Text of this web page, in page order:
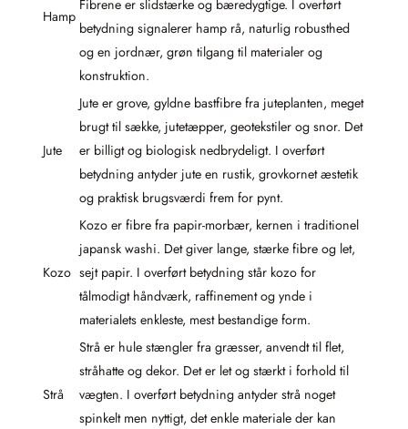
Hamp
Fibrene er slidstærke og bæredygtige. I overført
betydning signalerer hamp rå, naturlig robusthed
og en jordnær, grøn tilgang til materialer og
konstruktion.
Jute
Jute er grove, gyldne bastfibre fra juteplanten, meget
brugt til sække, jutetæpper, geotekstiler og snor. Det
er billigt og biologisk nedbrydeligt. I overført
betydning antyder jute en rustik, grovkornet æstetik
og praktisk brugsværdi frem for pynt.
Kozo
Kozo er fibre fra papir-morbær, kernen i traditionel
japansk washi. Det giver lange, stærke fibre og let,
sejt papir. I overført betydning står kozo for
tålmodigt håndværk, raffinement og ynde i
materialets enkleste, mest bestandige form.
Strå
Strå er hule stængler fra græsser, anvendt til flet,
stråhatte og dekor. Det er let og stærkt i forhold til
vægten. I overført betydning antyder strå noget
spinkelt men nyttigt, det enkle materiale der kan